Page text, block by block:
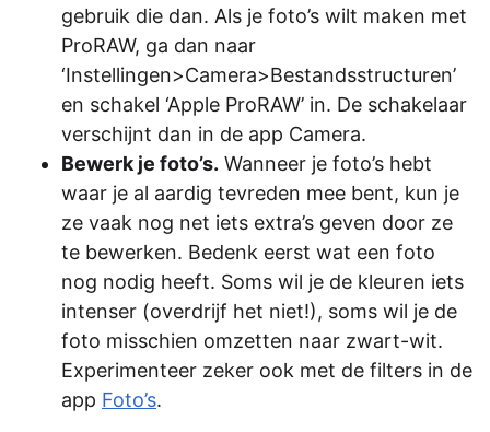
gebruik die dan. Als je foto’s wilt maken met
ProRAW, ga dan naar
‘Instellingen>Camera>Bestandsstructuren’
en schakel ‘Apple ProRAW’ in. De schakelaar
verschijnt dan in de app Camera.
Bewerk je foto’s. Wanneer je foto’s hebt
waar je al aardig tevreden mee bent, kun je
ze vaak nog net iets extra’s geven door ze
te bewerken. Bedenk eerst wat een foto
nog nodig heeft. Soms wil je de kleuren iets
intenser (overdrijf het niet!), soms wil je de
foto misschien omzetten naar zwart-wit.
Experimenteer zeker ook met de filters in de
app Foto’s.